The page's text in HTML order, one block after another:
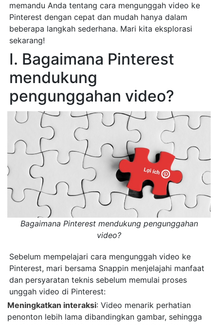
memandu Anda tentang cara mengunggah video ke
Pinterest dengan cepat dan mudah hanya dalam
beberapa langkah sederhana. Mari kita eksplorasi
sekarang!
I. Bagaimana Pinterest
mendukung
pengunggahan video?
Bagaimana Pinterest mendukung pengunggahan
video?
Sebelum mempelajari cara mengunggah video ke
Pinterest, mari bersama Snappin menjelajahi manfaat
dan persyaratan teknis sebelum memulai proses
unggah video di Pinterest:
Meningkatkan interaksi: Video menarik perhatian
penonton lebih lama dibandingkan gambar, sehingga